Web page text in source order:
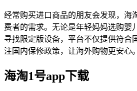
经常购买进口商品的朋友会发现，海
费者的需求。无论是年轻妈妈选购婴
寻找限定版设备，平台不仅提供符合
注国内保修政策，让海外购物更安心。
海淘1号app下载